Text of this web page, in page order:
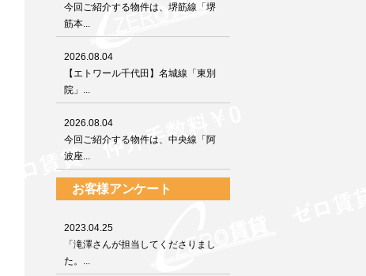
今回ご紹介する物件は、堺筋線「堺
筋本...
2026.08.04
【エトワール千代田】名城線「東別
院」...
2026.08.04
今回ご紹介する物件は、中央線「阿
波座...
お客様アンケート
2023.04.25
「滝澤さんが担当してくださりまし
た。...